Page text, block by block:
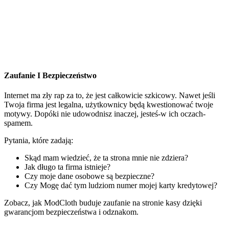
Zaufanie I Bezpieczeństwo
Internet ma zły rap za to, że jest całkowicie szkicowy. Nawet jeśli
Twoja firma jest legalna, użytkownicy będą kwestionować twoje
motywy. Dopóki nie udowodnisz inaczej, jesteś-w ich oczach-
spamem.
Pytania, które zadają:
Skąd mam wiedzieć, że ta strona mnie nie zdziera?
Jak długo ta firma istnieje?
Czy moje dane osobowe są bezpieczne?
Czy Mogę dać tym ludziom numer mojej karty kredytowej?
Zobacz, jak ModCloth buduje zaufanie na stronie kasy dzięki
gwarancjom bezpieczeństwa i odznakom.